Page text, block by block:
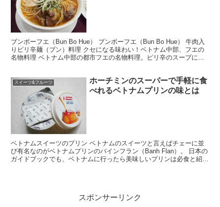
ブンボーフエ（Bun Bo Hue） ブンボーフエ（Bun Bo Hue） 牛肉入
りピリ辛麺（ブン）料理 クセになる味わい！ベトナム中部、フエの
名物料理 ベトナム中部の都市フエの名物料理。ピリ辛のスープに米
スイーツ&フルーツ
ホーチミンのスーパーで手軽に食
べれるベトナムプリンの味とは
ベトナムスイーツのプリン ベトナムのスイーツと言えばチェーに並
び有名なのがベトナムプリンのバインフラン（Banh Flan）。 日本の
ガイドブックでも、ベトナムに行ったら美味しいプリンは必食と紹介
スポンサーリンク